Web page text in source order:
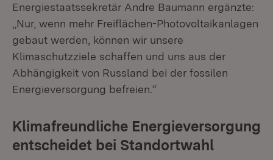
Energiestaatssekretär Andre Baumann ergänzte:
„Nur, wenn mehr Freiflächen-Photovoltaikanlagen
gebaut werden, können wir unsere
Klimaschutzziele schaffen und uns aus der
Abhängigkeit von Russland bei der fossilen
Energieversorgung befreien.“
Klimafreundliche Energieversorgung
entscheidet bei Standortwahl